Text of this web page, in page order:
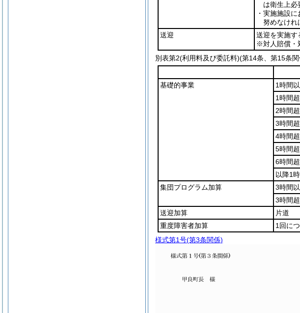
は衛生上必
・実施施設
努めなけれ
送迎
送迎を実施す
※対人賠償・
別表第2(利用料及び委託料)(第14条、第15条関
基礎的事業
1時間
1時間
2時間
3時間
4時間
5時間
6時間
以降1
集団プログラム加算
3時間
3時間超
送迎加算
片道
重度障害者加算
1回に
様式第1号(第3条関係)